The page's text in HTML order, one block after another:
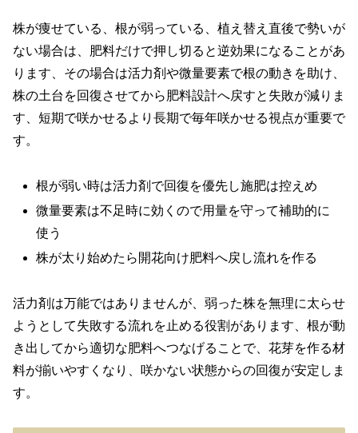
株が痩せている、根が弱っている、植え替え直後で勢いが
ない場合は、肥料だけで押し切ると逆効果になることがあ
ります、その場合は活力剤や微量要素で根の動きを助け、
株の土台を回復させてから肥料設計へ戻すと失敗が減りま
す、短期で咲かせるより長期で毎年咲かせる視点が重要で
す。
根が弱い時は活力剤で回復を優先し施肥は控えめ
微量要素は不足時に効くので用量を守って補助的に
使う
株が太り始めたら開花向け肥料へ戻し流れを作る
活力剤は万能ではありませんが、弱った株を無理に太らせ
ようとして失敗する流れを止める役割があります、根が動
き出してから適切な肥料へつなげることで、花芽を作る材
料が揃いやすくなり、咲かない状態からの回復が安定しま
す。